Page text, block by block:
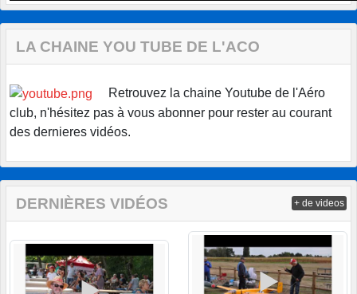
LA CHAINE YOU TUBE DE L'ACO
Retrouvez la chaine Youtube de l'Aéro
club, n'hésitez pas à vous abonner pour rester au courant
des dernieres vidéos.
DERNIÈRES VIDÉOS + de videos